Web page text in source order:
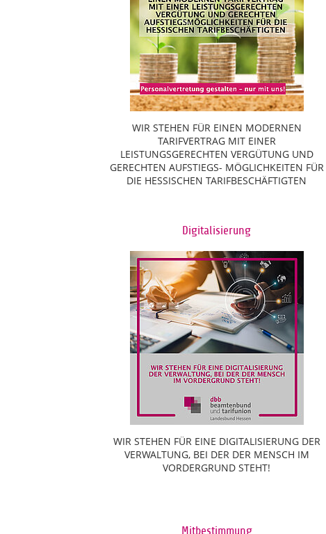
WIR STEHEN FÜR EINEN MODERNEN
TARIFVERTRAG MIT EINER
LEISTUNGSGERECHTEN VERGÜTUNG UND
GERECHTEN AUFSTIEGS- MÖGLICHKEITEN FÜR
DIE HESSISCHEN TARIFBESCHÄFTIGTEN
Digitalisierung
WIR STEHEN FÜR EINE DIGITALISIERUNG DER
VERWALTUNG, BEI DER DER MENSCH IM
VORDERGRUND STEHT!
Mitbestimmung